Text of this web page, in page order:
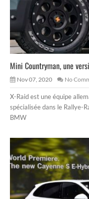
Mini Countryman, une
Nov 07, 2020 No
X-Raid est une équipe
spécialisée dans le Rallye-
BMW